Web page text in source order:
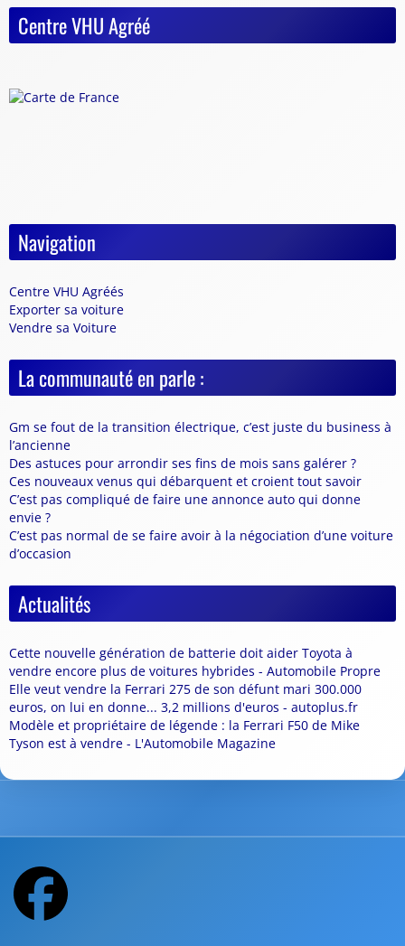
Centre VHU Agréé
Navigation
Centre VHU Agréés
Exporter sa voiture
Vendre sa Voiture
La communauté en parle :
Gm se fout de la transition électrique, c’est juste du business à
l’ancienne
Des astuces pour arrondir ses fins de mois sans galérer ?
Ces nouveaux venus qui débarquent et croient tout savoir
C’est pas compliqué de faire une annonce auto qui donne
envie ?
C’est pas normal de se faire avoir à la négociation d’une voiture
d’occasion
Actualités
Cette nouvelle génération de batterie doit aider Toyota à
vendre encore plus de voitures hybrides - Automobile Propre
Elle veut vendre la Ferrari 275 de son défunt mari 300.000
euros, on lui en donne... 3,2 millions d'euros - autoplus.fr
Modèle et propriétaire de légende : la Ferrari F50 de Mike
Tyson est à vendre - L'Automobile Magazine